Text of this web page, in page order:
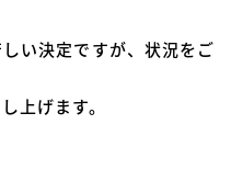
い決定ですが、状況をご
上げます。